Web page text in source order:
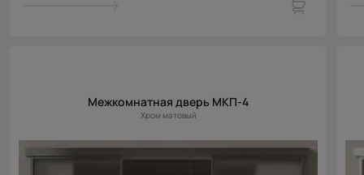
Межкомнатная дверь МКП-4
Хром матовый